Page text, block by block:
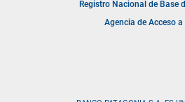
Registro Nacional de Base
Agencia de Acceso